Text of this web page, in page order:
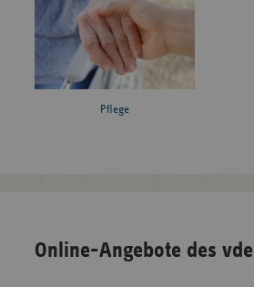
Pflege
Online-Angebote des